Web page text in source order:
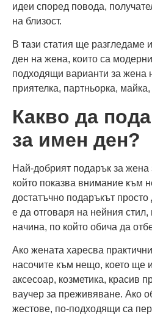
идеи според повода,
на близост.
В тази статия ще разгледаме
ден на жена, които са
подходящи варианти за жена
приятелка, партньорка,
Какво да
за имен ден?
Най-добрият подарък за жена
който показва внимание към
достатъчно подаръкът
е да отговаря на нейния стил,
начина, по който обича да
Ако жената харесва
насочите към нещо, което ще
аксесоар, козметика, красив
ваучер за преживяване. Ако
жестове, по-подходящи са